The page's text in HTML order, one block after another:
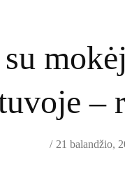
–
21 balandžio,